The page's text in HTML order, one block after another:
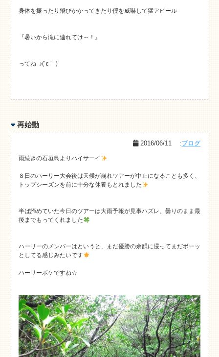
身体を振ったり飛びかかってきたり僕を威嚇して猛アピール
『暑いから滝に連れてけ～！』
ってね ♪(´ε｀ )
再始動
2016/06/11 :ブログ
雨続きの石垣島よりハイサーイ
８日のハーリー大会後は天候が崩れツアーが中止になることも多く、
トップシーズンを前に十分な休養もとれました
半ば諦めていた今日のツアーは大雨予報が見事ハズレ、曇りのまま最
後までもってくれました
ハーリーのメンバーはというと、まだ優勝の余韻に浸ってまだボーッ
としてる感じみたいです
ハーリーボケですね☆